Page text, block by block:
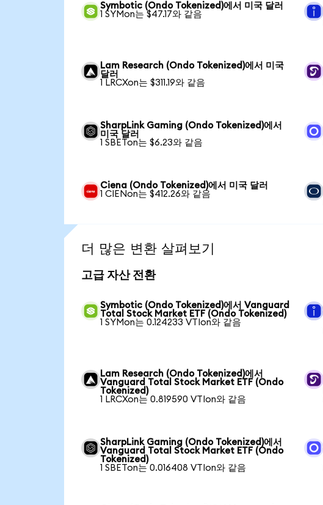
Symbotic (Ondo Tokenized)에서 미국 달러
1 SYMon는 $47.17와 같음
Lam Research (Ondo Tokenized)에서 미국
달러
1 LRCXon는 $311.19와 같음
SharpLink Gaming (Ondo Tokenized)에서
미국 달러
1 SBETon는 $6.23와 같음
Ciena (Ondo Tokenized)에서 미국 달러
1 CIENon는 $412.26와 같음
더 많은 변환 살펴보기
고급 자산 전환
Symbotic (Ondo Tokenized)에서 Vanguard
Total Stock Market ETF (Ondo Tokenized)
1 SYMon는 0.124233 VTIon와 같음
Lam Research (Ondo Tokenized)에서
Vanguard Total Stock Market ETF (Ondo
Tokenized)
1 LRCXon는 0.819590 VTIon와 같음
SharpLink Gaming (Ondo Tokenized)에서
Vanguard Total Stock Market ETF (Ondo
Tokenized)
1 SBETon는 0.016408 VTIon와 같음